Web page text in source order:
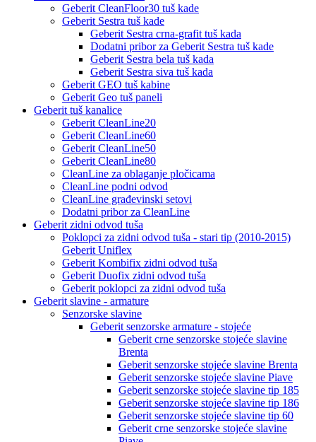
Geberit CleanFloor30 tuš kade
Geberit Sestra tuš kade
Geberit Sestra crna-grafit tuš kada
Dodatni pribor za Geberit Sestra tuš kade
Geberit Sestra bela tuš kada
Geberit Sestra siva tuš kada
Geberit GEO tuš kabine
Geberit Geo tuš paneli
Geberit tuš kanalice
Geberit CleanLine20
Geberit CleanLine60
Geberit CleanLine50
Geberit CleanLine80
CleanLine za oblaganje pločicama
CleanLine podni odvod
CleanLine građevinski setovi
Dodatni pribor za CleanLine
Geberit zidni odvod tuša
Poklopci za zidni odvod tuša - stari tip (2010-2015)
Geberit Uniflex
Geberit Kombifix zidni odvod tuša
Geberit Duofix zidni odvod tuša
Geberit poklopci za zidni odvod tuša
Geberit slavine - armature
Senzorske slavine
Geberit senzorske armature - stojeće
Geberit crne senzorske stojeće slavine
Brenta
Geberit senzorske stojeće slavine Brenta
Geberit senzorske stojeće slavine Piave
Geberit senzorske stojeće slavine tip 185
Geberit senzorske stojeće slavine tip 186
Geberit senzorske stojeće slavine tip 60
Geberit crne senzorske stojeće slavine